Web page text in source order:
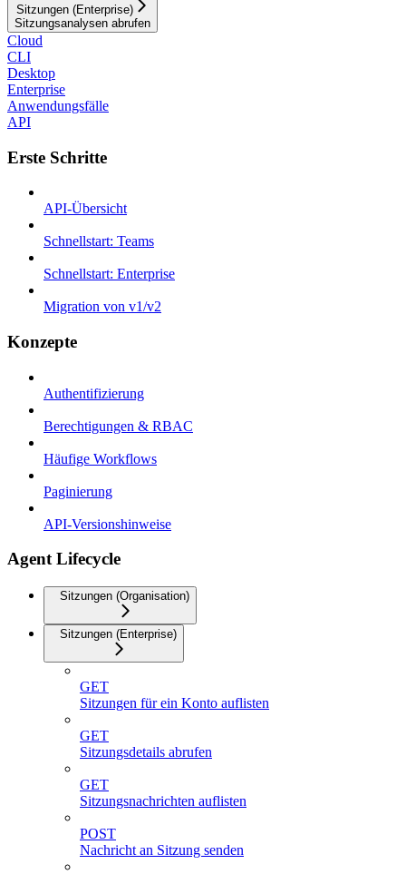
Sitzungen (Enterprise)
Sitzungsanalysen abrufen
Cloud
CLI
Desktop
Enterprise
Anwendungsfälle
API
Erste Schritte
API-Übersicht
Schnellstart: Teams
Schnellstart: Enterprise
Migration von v1/v2
Konzepte
Authentifizierung
Berechtigungen & RBAC
Häufige Workflows
Paginierung
API-Versionshinweise
Agent Lifecycle
Sitzungen (Organisation)
Sitzungen (Enterprise)
GET
Sitzungen für ein Konto auflisten
GET
Sitzungsdetails abrufen
GET
Sitzungsnachrichten auflisten
POST
Nachricht an Sitzung senden